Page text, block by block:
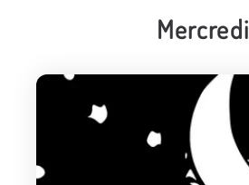
Mercredi